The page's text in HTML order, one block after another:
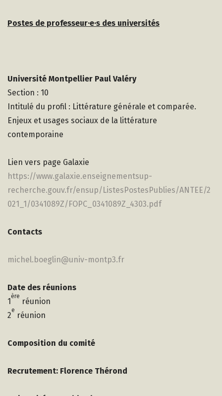
Postes de professeur·e·s des universités
Université Montpellier Paul Valéry
Section : 10
Intitulé du profil : Littérature générale et comparée.
Enjeux et usages sociaux de la littérature
contemporaine
Lien vers page Galaxie
https://www.galaxie.enseignementsup-
recherche.gouv.fr/ensup/ListesPostesPublies/ANTEE/2
021_1/0341089Z/FOPC_0341089Z_4303.pdf
Contacts
michel.boeglin@univ-montp3.fr
Date des réunions
1
ère
réunion
2
e
réunion
Composition du comité
Recrutement: Florence Thérond